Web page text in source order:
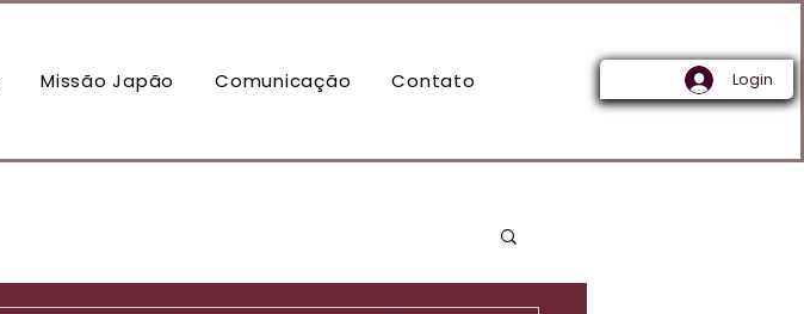
Missão Japão Comunicação Contato Login